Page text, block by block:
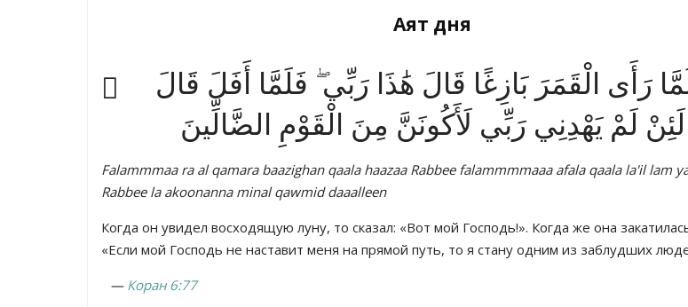
Аят дня
رَأَى الْقَمَرَ بَازِغًا قَالَ هَٰذَا رَبِّي ۖ فَلَمَّا أَفَلَ قَالَ
لَئِنْ لَمْ يَهْدِنِي رَبِّي لَأَكُونَنَّ مِنَ الْقَوْمِ الضَّالِّينَ
Falammmaa ra al qamara baazighan qaala haazaa Rabbee falammmmaaa afala qaala la'il lam
Rabbee la akoonanna minal qawmid daaalleen
Когда он увидел восходящую луну, то сказал: «Вот мой Господь!». Когда же она
«Если мой Господь не наставит меня на прямой путь, то я стану одним из заблудших
— Коран 6:77